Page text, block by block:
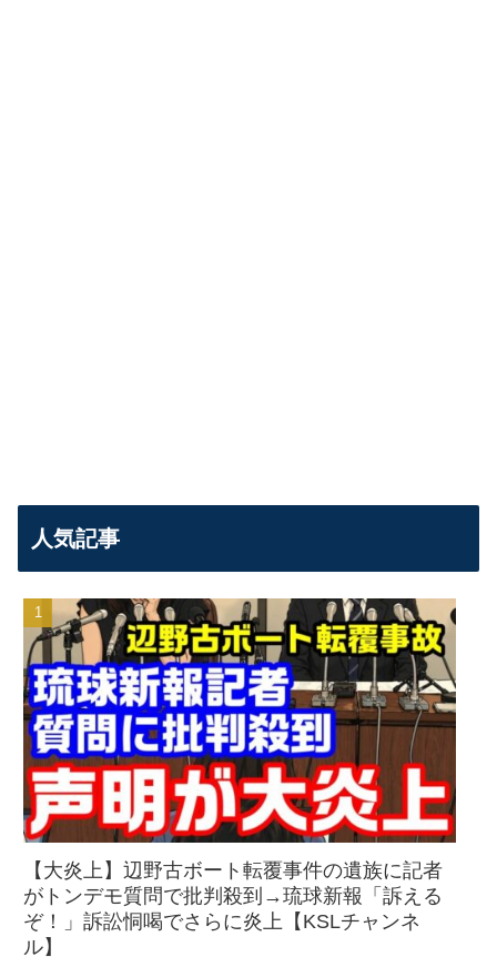
人気記事
【大炎上】辺野古ボート転覆事件の遺族に記者
がトンデモ質問で批判殺到→琉球新報「訴える
ぞ！」訴訟恫喝でさらに炎上【KSLチャンネ
ル】